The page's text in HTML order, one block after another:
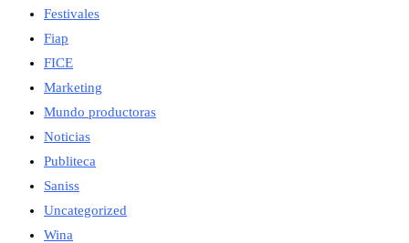
Festivales
Fiap
FICE
Marketing
Mundo productoras
Noticias
Publiteca
Saniss
Uncategorized
Wina